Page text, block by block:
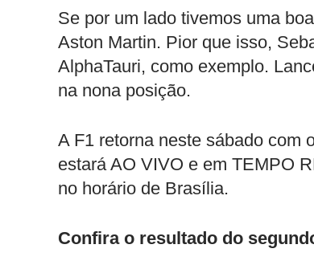
Se por um lado tivemos uma
Aston Martin. Pior que isso,
AlphaTauri, como exemplo.
na nona posição.
A F1 retorna neste sábado com
estará AO VIVO e em TEMPO
no horário de Brasília.
Confira o resultado do